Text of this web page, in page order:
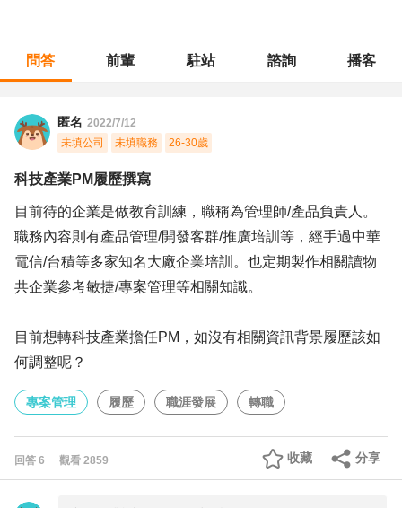
問答 前輩 駐站 諮詢 播客
匿名 2022/7/12
未填公司
未填職務 26-30歲
科技產業PM履歷撰寫
目前待的企業是做教育訓練，職稱為管理師/產品負責人。
職務內容則有產品管理/開發客群/推廣培訓等，經手過中華
電信/台積等多家知名大廠企業培訓。也定期製作相關讀物
共企業參考敏捷/專案管理等相關知識。
目前想轉科技產業擔任PM，如沒有相關資訊背景履歷該如
何調整呢？
專案管理 履歷 職涯發展 轉職
回答 6 觀看 2859 分享
收藏